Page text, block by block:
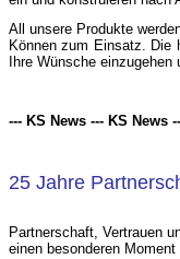
All unsere Produkte
Können zum Einsatz. Die
Ihre Wünsche
--- KS News --- KS News
25 Jahre
Partnerschaft, Vertrauen
einen besonderen